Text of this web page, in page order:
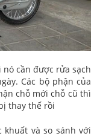
cần được rửa sạch
Các bộ phận của
chỗ mới chỗ cũ thì
thay thế rồi
khuất và so sánh với